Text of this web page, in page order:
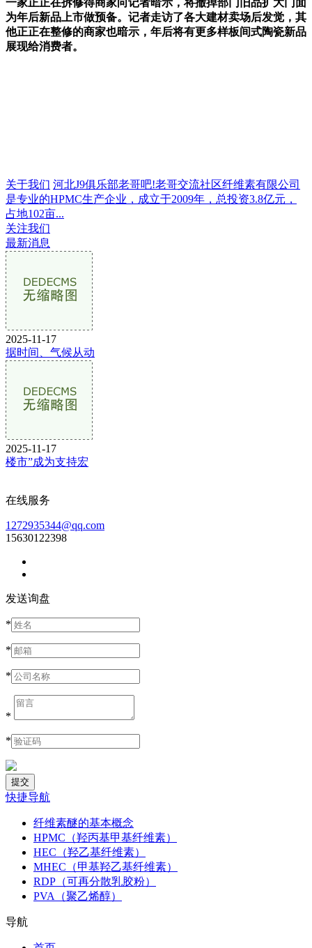
为年后新品上市做预备。记者走访了各大建材卖场后发觉，其
他正正在整修的商家也暗示，年后将有更多样板间式陶瓷新品
展现给消费者。
关于我们 河北J9俱乐部老哥吧!老哥交流社区纤维素有限公司
是专业的HPMC生产企业，成立于2009年，总投资3.8亿元，
占地102亩...
关注我们
最新消息
2025-11-17
据时间、气候从动
2025-11-17
楼市”成为支持宏
在线服务
1272935344@qq.com
15630122398
发送询盘
*
*
*
*
*
快捷导航
纤维素醚的基本概念
HPMC（羟丙基甲基纤维素）
HEC（羟乙基纤维素）
MHEC（甲基羟乙基纤维素）
RDP（可再分散乳胶粉）
PVA（聚乙烯醇）
导航